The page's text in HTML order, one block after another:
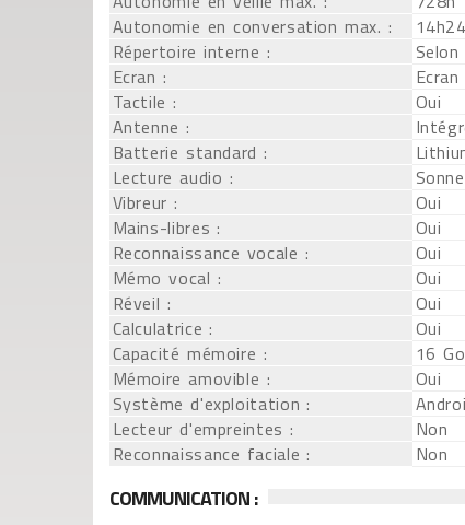
Autonomie en conversation max. :
14h24
Répertoire interne :
Ecran :
Tactile :
Oui
Antenne :
Batterie standard :
Lecture audio :
Vibreur :
Oui
Mains-libres :
Oui
Reconnaissance vocale :
Oui
Mémo vocal :
Oui
Réveil :
Oui
Calculatrice :
Oui
Capacité mémoire :
16 Go
Mémoire amovible :
Oui
Système d'exploitation :
Lecteur d'empreintes :
Non
Reconnaissance faciale :
Non
COMMUNICATION :